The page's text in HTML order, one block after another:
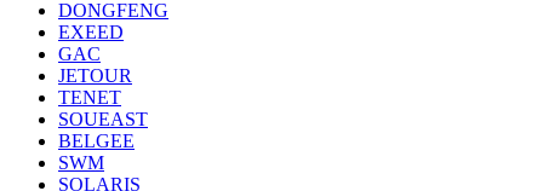
DONGFENG
EXEED
GAC
JETOUR
TENET
SOUEAST
BELGEE
SWM
SOLARIS